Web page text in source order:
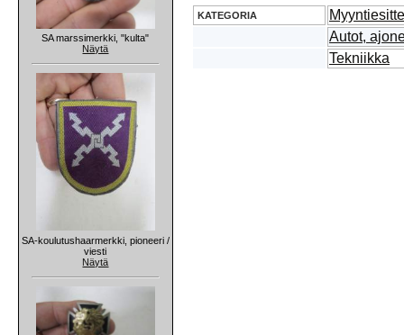
SA marssimerkki, "kulta"
Näytä
SA-koulutushaarmerkki, pioneeri /
viesti
Näytä
KATEGORIA
Autot,
Tekniikka